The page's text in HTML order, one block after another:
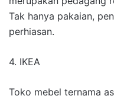
Tak hanya pakaian,
perhiasan.
4. IKEA
Toko mebel ternama